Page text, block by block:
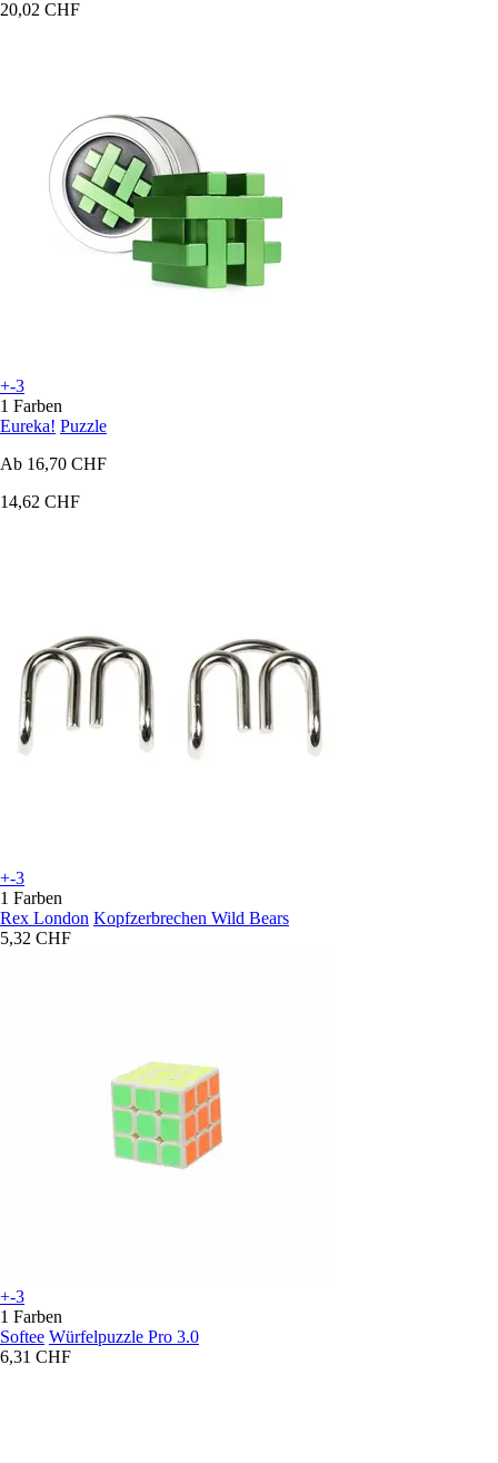
20,02 CHF
+-3
1 Farben
Eureka! Puzzle
Ab 16,70 CHF
14,62 CHF
+-3
1 Farben
Rex London Kopfzerbrechen Wild Bears
5,32 CHF
+-3
1 Farben
Softee Würfelpuzzle Pro 3.0
6,31 CHF